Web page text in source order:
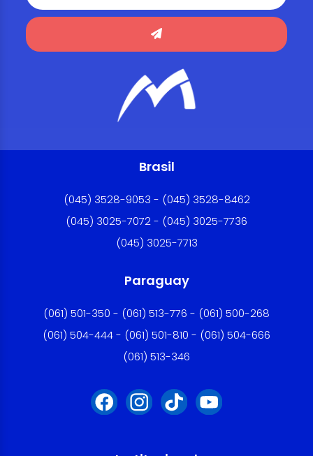
Brasil
(045) 3528-9053 - (045) 3528-8462
(045) 3025-7072 - (045) 3025-7736
(045) 3025-7713
Paraguay
(061) 501-350 - (061) 513-776 - (061) 500-268
(061) 504-444 - (061) 501-810 - (061) 504-666
(061) 513-346